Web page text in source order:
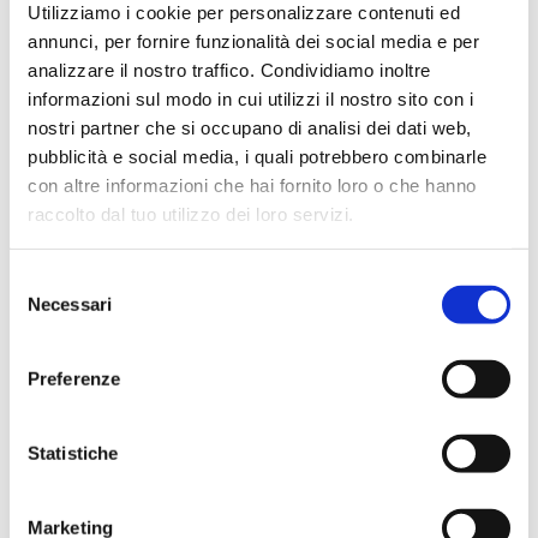
Utilizziamo i cookie per personalizzare contenuti ed
annunci, per fornire funzionalità dei social media e per
analizzare il nostro traffico. Condividiamo inoltre
informazioni sul modo in cui utilizzi il nostro sito con i
nostri partner che si occupano di analisi dei dati web,
pubblicità e social media, i quali potrebbero combinarle
con altre informazioni che hai fornito loro o che hanno
raccolto dal tuo utilizzo dei loro servizi.
delNecessari
Preferenze
Statistiche
Marketing
Caratteristiche tecniche
Testato in condizioni cGMP
qualsiasi marca di bioreattore
mesi)
Applicazioni